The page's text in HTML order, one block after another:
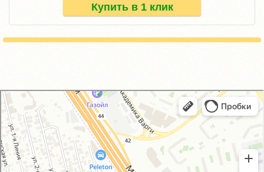
Купить в 1 клик
GM-City&VAG-Repair
Автосервис, автотехцентр в Москве
Магазин автозапчастей и автотоваров в Москве